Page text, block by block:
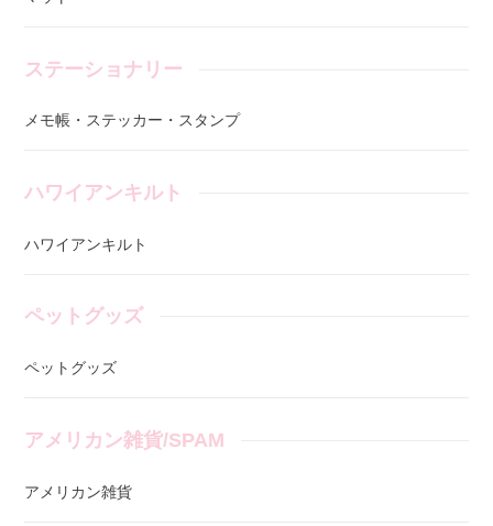
ステーショナリー
メモ帳・ステッカー・スタンプ
ハワイアンキルト
ハワイアンキルト
ペットグッズ
ペットグッズ
アメリカン雑貨/SPAM
アメリカン雑貨